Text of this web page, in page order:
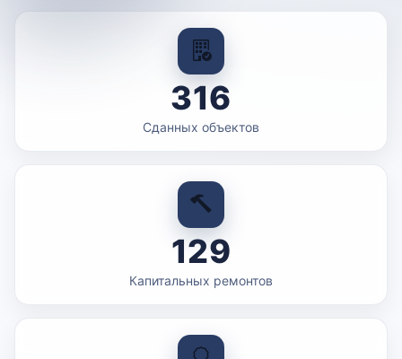
316
Сданных объектов
129
Капитальных ремонтов